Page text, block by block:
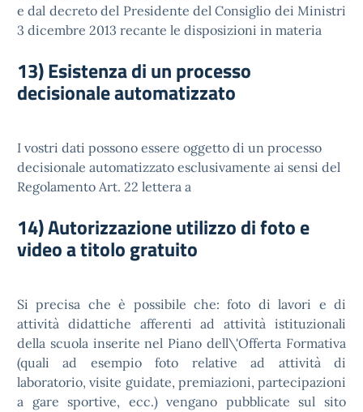
e dal decreto del Presidente del Consiglio dei Ministri
3 dicembre 2013 recante le disposizioni in materia
13) Esistenza di un processo
decisionale automatizzato
I vostri dati possono essere oggetto di un processo
decisionale automatizzato esclusivamente ai sensi del
Regolamento Art. 22 lettera a
14) Autorizzazione utilizzo di foto e
video a titolo gratuito
Si precisa che è possibile che: foto di lavori e di
attività didattiche afferenti ad attività istituzionali
della scuola inserite nel Piano dell\'Offerta Formativa
(quali ad esempio foto relative ad attività di
laboratorio, visite guidate, premiazioni, partecipazioni
a gare sportive, ecc.) vengano pubblicate sul sito